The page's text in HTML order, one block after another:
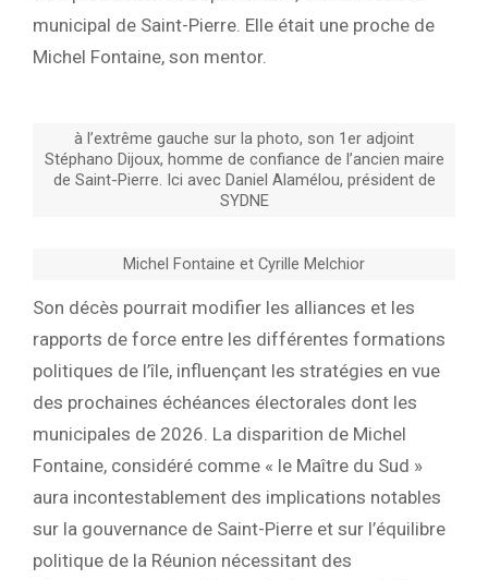
municipal de Saint-Pierre. Elle était une proche de
Michel Fontaine, son mentor.
à l’extrême gauche sur la photo, son 1er adjoint
Stéphano Dijoux, homme de confiance de l’ancien maire
de Saint-Pierre. Ici avec Daniel Alamélou, président de
SYDNE
Michel Fontaine et Cyrille Melchior
Son décès pourrait modifier les alliances et les
rapports de force entre les différentes formations
politiques de l’île, influençant les stratégies en vue
des prochaines échéances électorales dont les
municipales de 2026. La disparition de Michel
Fontaine, considéré comme « le Maître du Sud »
aura incontestablement des implications notables
sur la gouvernance de Saint-Pierre et sur l’équilibre
politique de la Réunion nécessitant des